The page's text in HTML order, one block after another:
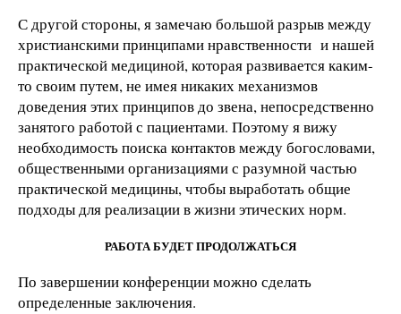
С другой стороны, я замечаю большой разрыв между
христианскими принципами нравственности и нашей
практической медициной, которая развивается каким-
то своим путем, не имея никаких механизмов
доведения этих принципов до звена, непосредственно
занятого работой с пациентами. Поэтому я вижу
необходимость поиска контактов между богословами,
общественными организациями с разумной частью
практической медицины, чтобы выработать общие
подходы для реализации в жизни этических норм.
РАБОТА БУДЕТ ПРОДОЛЖАТЬСЯ
По завершении конференции можно сделать
определенные заключения.